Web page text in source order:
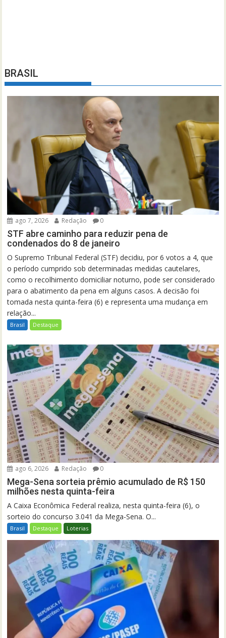
BRASIL
ago 7, 2026 Redação 0
STF abre caminho para reduzir pena de
condenados do 8 de janeiro
O Supremo Tribunal Federal (STF) decidiu, por 6 votos a 4, que
o período cumprido sob determinadas medidas cautelares,
como o recolhimento domiciliar noturno, pode ser considerado
para o abatimento da pena em alguns casos. A decisão foi
tomada nesta quinta-feira (6) e representa uma mudança em
relação...
Brasil Destaque
ago 6, 2026 Redação 0
Mega-Sena sorteia prêmio acumulado de R$ 150
milhões nesta quinta-feira
A Caixa Econômica Federal realiza, nesta quinta-feira (6), o
sorteio do concurso 3.041 da Mega-Sena. O...
Brasil Destaque Loterias